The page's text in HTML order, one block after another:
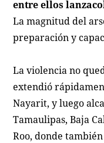
entre ellos
La magnitud del
preparación y
La violencia no
extendió
Nayarit, y luego
Tamaulipas, Baja
Roo, donde